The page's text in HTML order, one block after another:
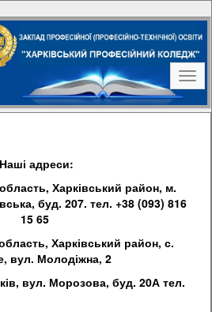
Наші адреси:
Харківський район, м.
буд. 207. тел. +38 (093) 816
15 65
Харківський район, с.
вул. Молодіжна, 2
вул. Морозова, буд. 20А тел.